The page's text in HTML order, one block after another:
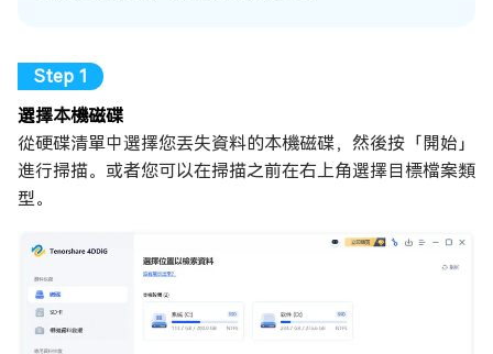
選擇本機磁碟
從硬碟清單中選擇您丟失資料的本機磁碟，然後按「開始」
進行掃描。或者您可以在掃描之前在右上角選擇目標檔案類
型。